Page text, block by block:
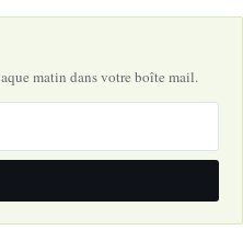
matin dans votre boîte mail.